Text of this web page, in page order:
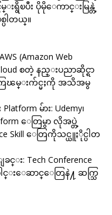
းရွိၿပီး ပိုမိုေကာင္းမြန္တဲ့
ပါတယ္။
(Amazon Web
Cloud စတဲ့ နည္းပညာဆိုင္ရာ
ြၽမ္းက်င္မႈကို အသိအမွ
မ်ား: Udemy၊
ေတြမွာ လိုအပ္တဲ့
Skill ေတြကိုသင္ယူႏိုင္ပါတ
: Tech Conference
ါင္းေဆာင္ေတြနဲ႔ ဆက္သြ